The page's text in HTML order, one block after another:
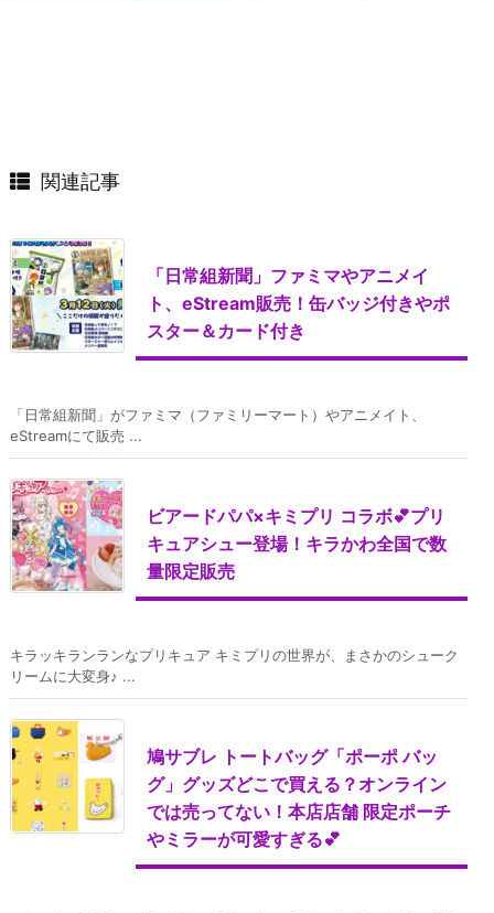
関連記事
「日常組新聞」ファミマやアニメイ
ト、eStream販売！缶バッジ付きやポ
スター＆カード付き
「日常組新聞」がファミマ（ファミリーマート）やアニメイト、
eStreamにて販売 ...
ビアードパパ×キミプリ コラボ💕プリ
キュアシュー登場！キラかわ全国で数
量限定販売
キラッキランランなプリキュア キミプリの世界が、まさかのシューク
リームに大変身♪ ...
鳩サブレ トートバッグ「ポーポ バッ
グ」グッズどこで買える？オンライン
では売ってない！本店店舗 限定ポーチ
やミラーが可愛すぎる💕